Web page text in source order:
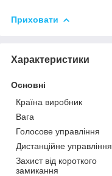
Приховати
Характеристики
Основні
Країна виробник
Вага
Голосове управління
Дистанційне управління
Захист від короткого
замикання